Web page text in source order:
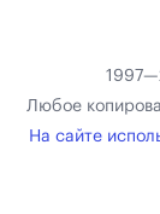
Любое
На сайте